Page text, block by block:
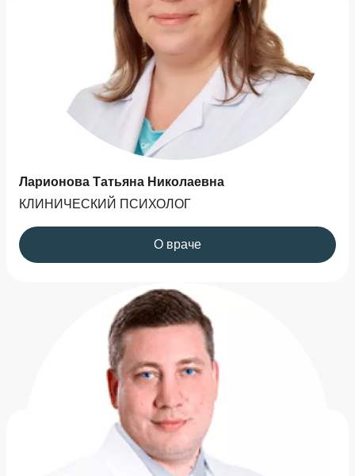
Ларионова Татьяна Николаевна
КЛИНИЧЕСКИЙ ПСИХОЛОГ
О враче